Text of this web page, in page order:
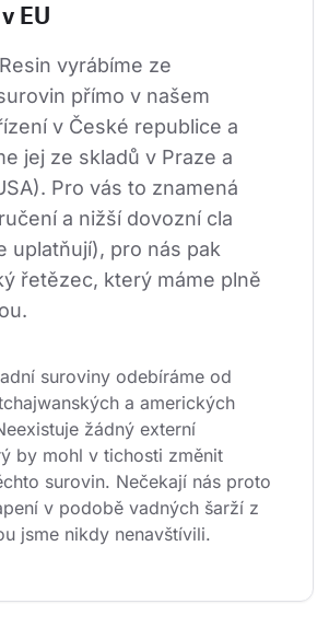
EU
vyrábíme ze
přímo v našem
v České republice a
jej ze skladů v Praze a
Pro vás to znamená
a nižší dovozní cla
uplatňují), pro nás pak
řetězec, který máme plně
suroviny odebíráme od
a amerických
žádný externí
by mohl v tichosti změnit
surovin. Nečekají nás proto
v podobě vadných šarží z
jsme nikdy nenavštívili.